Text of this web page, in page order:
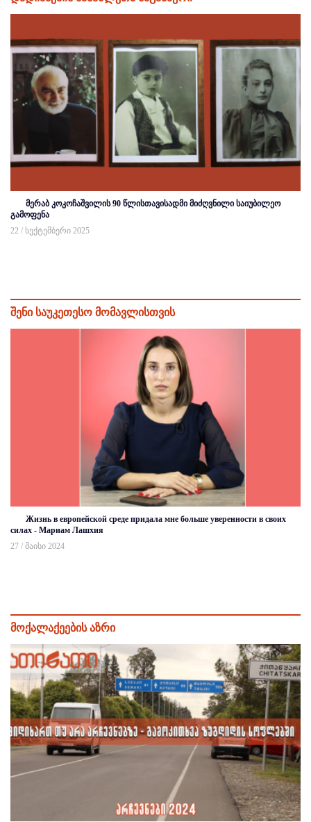
მერაბ კოკოჩაშვილის 90 წლისთავისადმი მიძღვნილი საიუბილეო
გამოფენა
22 / სექტემბერი 2025
შენი საუკეთესო მომავლისთვის
Жизнь в европейской среде придала мне больше уверенности в своих
силах - Мариам Лашхия
27 / მაისი 2024
მოქალაქეების აზრი